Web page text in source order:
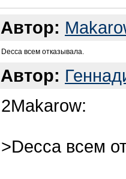
Автор:
Decca всем отказывала.
Автор:
2Makarow:
>Decca всем